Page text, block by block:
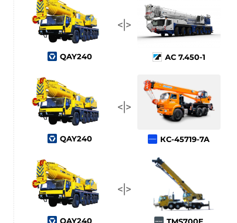
QAY240 АС 7.450-1
QAY240 КС-45719-7А
QAY240